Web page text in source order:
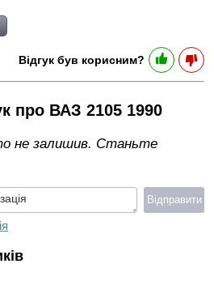
Відгук був корисним?
про ВАЗ 2105 1990
не залишив. Станьте
Відправити